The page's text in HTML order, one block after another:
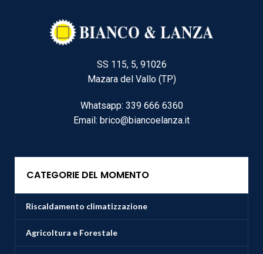
SS 115, 5, 91026
Mazara del Vallo (TP)
Whatsapp: 339 666 6360
Email: brico@biancoelanza.it
CATEGORIE DEL MOMENTO
Riscaldamento climatizzazione
Agricoltura e Forestale